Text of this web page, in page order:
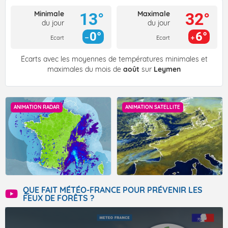
Minimale
du jour
Ecart
13°
0°
Maximale
du jour
Ecart
32°
6°
Écarts avec les moyennes de températures minimales et
maximales du mois de août sur Leymen
ANIMATION RADAR ANIMATION SATELLITE
QUE FAIT MÉTÉO-FRANCE POUR PRÉVENIR LES
FEUX DE FORÊTS ?